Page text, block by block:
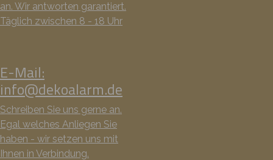
an. Wir antworten garantiert.
Täglich zwischen 8 - 18 Uhr
E-Mail:
info@dekoalarm.de
Schreiben Sie uns gerne an.
Egal welches Anliegen Sie
haben - wir setzen uns mit
Ihnen in Verbindung.